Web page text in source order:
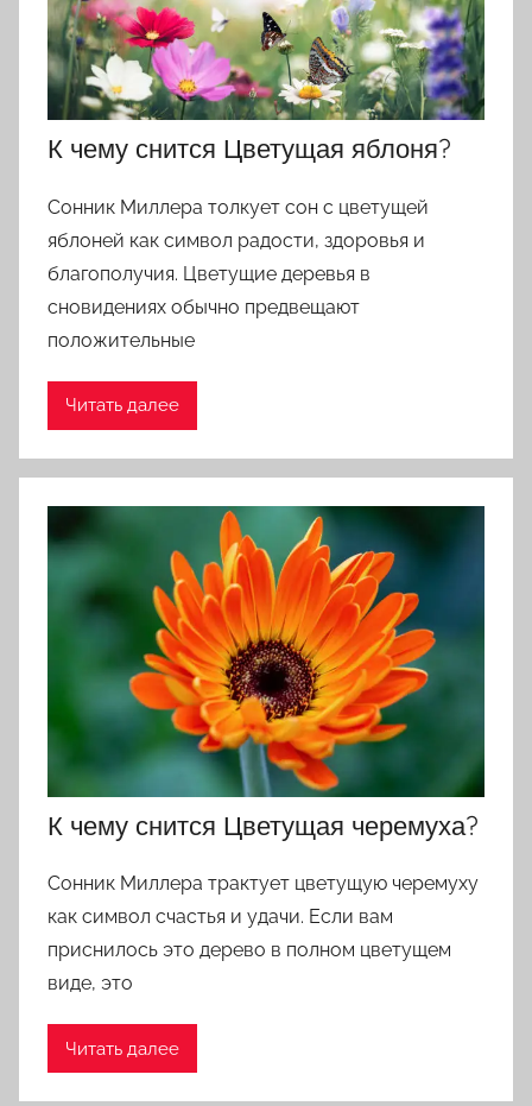
Цветкова,
Мусульманскому,
Русскому
К чему снится Цветущая яблоня?
Сонник Миллера толкует сон с цветущей
яблоней как символ радости, здоровья и
благополучия. Цветущие деревья в
сновидениях обычно предвещают
положительные
Читать далее
К чему снится Цветущая черемуха?
Сонник Миллера трактует цветущую черемуху
как символ счастья и удачи. Если вам
приснилось это дерево в полном цветущем
виде, это
Читать далее